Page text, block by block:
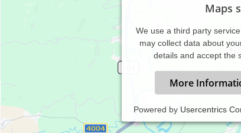
Maps
We use a third party
may collect data about
details and accept the
More
Powered by Usercentrics